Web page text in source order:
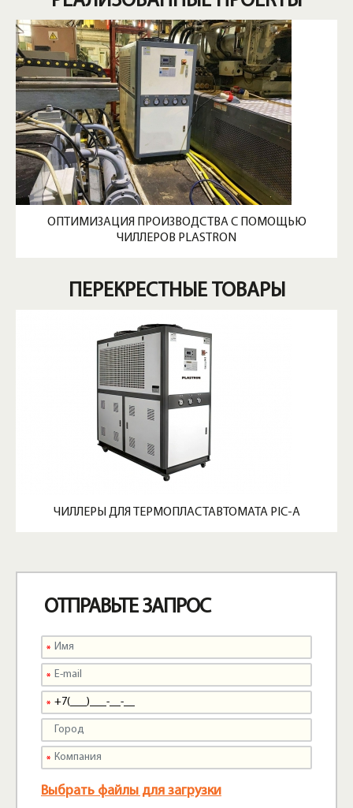
ОПТИМИЗАЦИЯ ПРОИЗВОДСТВА С ПОМОЩЬЮ
ЧИЛЛЕРОВ PLASTRON
ПЕРЕКРЕСТНЫЕ ТОВАРЫ
ЧИЛЛЕРЫ ДЛЯ ТЕРМОПЛАСТАВТОМАТА PIC-A
ОТПРАВЬТЕ ЗАПРОС
Выбрать файлы для загрузки